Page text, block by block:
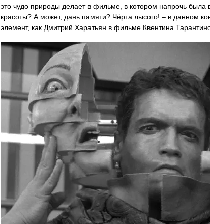
это чудо природы делает в фильме, в котором напрочь была
красоты? А может, дань памяти? Чёрта лысого! – в данном
элемент, как Дмитрий Харатьян в фильме Квентина